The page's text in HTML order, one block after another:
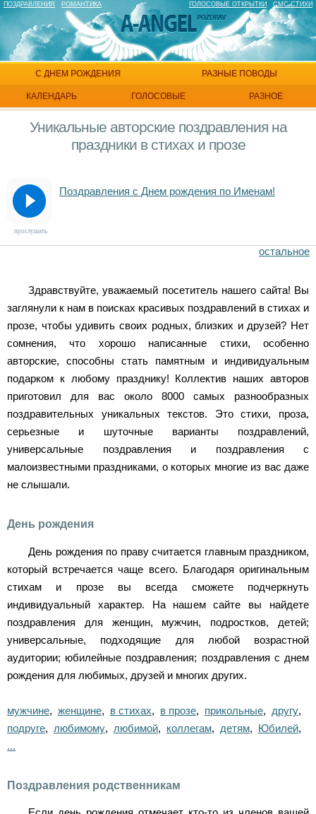
ПОЗДРАВЛЕНИЯ РОМАНТИКА ГОЛОСОВЫЕ ОТКРЫТКИ СМС СТИХИ
С ДНЕМ РОЖДЕНИЯ РАЗНЫЕ ПОВОДЫ
ГОЛОСОВЫЕ
КАЛЕНДАРЬ РАЗНОЕ
Уникальные авторские поздравления на
праздники в стихах и прозе
Поздравления с Днем рождения по Именам!
прослушать
остальное
Здравствуйте, уважаемый посетитель нашего сайта! Вы
заглянули к нам в поисках красивых поздравлений в стихах и
прозе, чтобы удивить своих родных, близких и друзей? Нет
сомнения, что хорошо написанные стихи, особенно
авторские, способны стать памятным и индивидуальным
подарком к любому празднику! Коллектив наших авторов
приготовил для вас около 8000 самых разнообразных
поздравительных уникальных текстов. Это стихи, проза,
серьезные и шуточные варианты поздравлений,
универсальные поздравления и поздравления с
малоизвестными праздниками, о которых многие из вас даже
не слышали.
День рождения
День рождения по праву считается главным праздником,
который встречается чаще всего. Благодаря оригинальным
стихам и прозе вы всегда сможете подчеркнуть
индивидуальный характер. На нашем сайте вы найдете
поздравления для женщин, мужчин, подростков, детей;
универсальные, подходящие для любой возрастной
аудитории; юбилейные поздравления; поздравления с днем
рождения для любимых, друзей и многих других.
мужчине, женщине, в стихах, в прозе, прикольные, другу,
подруге, любимому, любимой, коллегам, детям, Юбилей,
...
Поздравления родственникам